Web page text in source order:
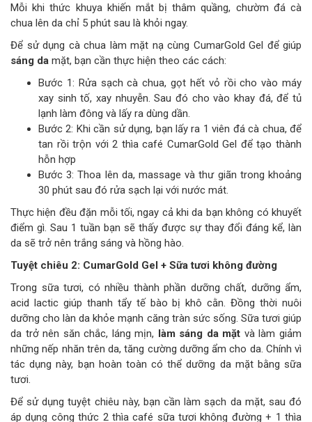
Mỗi khi thức khuya khiến mắt bị thâm quầng, chườm đá cà
chua lên da chỉ 5 phút sau là khỏi ngay.
Để sử dụng cà chua làm mặt nạ cùng CumarGold Gel để giúp
sáng da mặt, bạn cần thực hiện theo các cách:
Bước 1: Rửa sạch cà chua, gọt hết vỏ rồi cho vào máy
xay sinh tố, xay nhuyễn. Sau đó cho vào khay đá, để tủ
lạnh làm đông và lấy ra dùng dần.
Bước 2: Khi cần sử dụng, bạn lấy ra 1 viên đá cà chua, để
tan rồi trộn với 2 thìa café CumarGold Gel để tạo thành
hỗn hợp
Bước 3: Thoa lên da, massage và thư giãn trong khoảng
30 phút sau đó rửa sạch lại với nước mát.
Thực hiện đều đặn mỗi tối, ngay cả khi da bạn không có khuyết
điểm gì. Sau 1 tuần bạn sẽ thấy được sự thay đổi đáng kể, làn
da sẽ trở nên trắng sáng và hồng hào.
Tuyệt chiêu 2: CumarGold Gel + Sữa tươi không đường
Trong sữa tươi, có nhiều thành phần dưỡng chất, dưỡng ẩm,
acid lactic giúp thanh tẩy tế bào bị khô cằn. Đồng thời nuôi
dưỡng cho làn da khỏe mạnh căng tràn sức sống. Sữa tươi giúp
da trở nên săn chắc, láng mịn,
làm sáng da mặt và làm giảm
những nếp nhăn trên da, tăng cường dưỡng ẩm cho da. Chính vì
tác dụng này, bạn hoàn toàn có thể dưỡng da mặt bằng sữa
tươi.
Để sử dụng tuyệt chiêu này, bạn cần làm sạch da mặt, sau đó
áp dụng công thức 2 thìa café sữa tươi không đường + 1 thìa